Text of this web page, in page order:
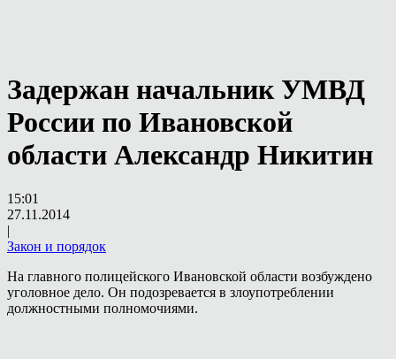
Задержан начальник УМВД
России по Ивановской
области Александр Никитин
15:01
27.11.2014
|
Закон и порядок
На главного полицейского Ивановской области возбуждено
уголовное дело. Он подозревается в злоупотреблении
должностными полномочиями.